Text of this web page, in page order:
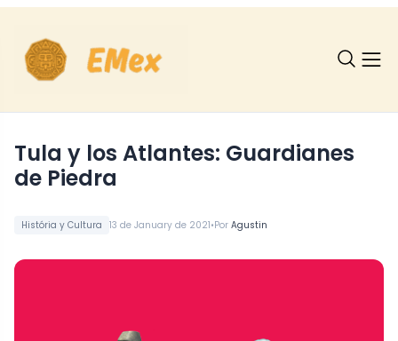
História y Cultura 13 de January de 2021•Por Agustin
Tula y los Atlantes: Guardianes
de Piedra